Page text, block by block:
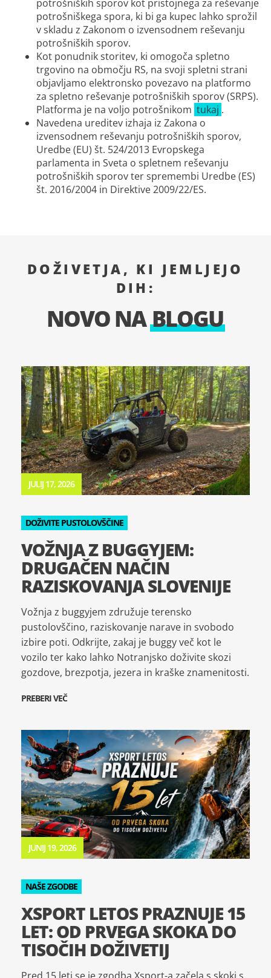
potrošniških sporov kot pristojnega za reševanje
potrošniškega spora, ki bi ga kupec lahko sprožil
v skladu z Zakonom o izvensodnem reševanju
potrošniških sporov.
Kot ponudnik storitev, ki omogoča spletno
trgovino na območju RS, na svoji spletni strani
objavljamo elektronsko povezavo na platformo
za spletno reševanje potrošniških sporov (SRPS).
Platforma je na voljo potrošnikom tukaj .
Navedena ureditev izhaja iz Zakona o
izvensodnem reševanju potrošniških sporov,
Uredbe (EU) št. 524/2013 Evropskega
parlamenta in Sveta o spletnem reševanju
potrošniških sporov ter spremembi Uredbe (ES)
št. 2016/2004 in Direktive 2009/22/ES.
DOŽIVETJA, KI JEMLJEJO
DIH:
NOVO NABLOGU
JULIJ 17, 2026
DOŽIVITE PUSTOLOVŠČINE
VOŽNJA Z BUGGYJEM:
DRUGAČEN NAČIN
RAZISKOVANJA SLOVENIJE
Vožnja z buggyjem združuje terensko
pustolovščino, raziskovanje narave in svobodo
izbire poti. Odkrijte, zakaj je buggy več kot le
vozilo ter kako lahko Notranjsko doživite skozi
gozdove, brezpotja, jezera in kraške znamenitosti.
PREBERI VEČ
JUNIJ 19, 2026
NAŠE ZGODBE
XSPORT LETOS PRAZNUJE 15
LET: OD PRVEGA SKOKA DO
TISOČIH DOŽIVETIJ